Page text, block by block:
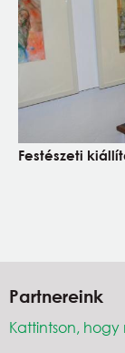
Festészeti
Partnereink
Kattintson, hogy